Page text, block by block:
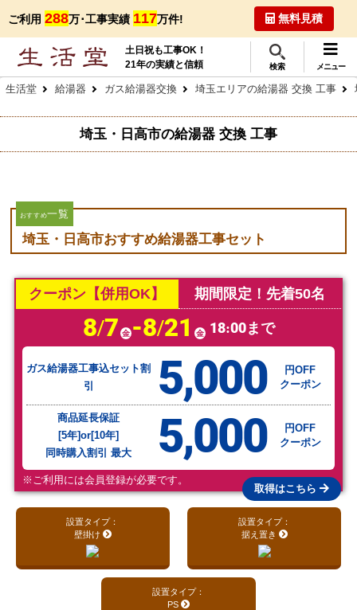
ご利用 288万･工事実績 117万件! 無料見積
土日祝も工事OK！
21年の実績と信頼
検索 メニュー
生活堂 給湯器 ガス給湯器交換 埼玉エリアの給湯器 交換 工事
埼玉・日高市の給湯器 交換 工事
おすすめ一覧
埼玉・日高市おすすめ給湯器工事セット
クーポン【併用OK】 期間限定！先着50名
8/7 金-8/21 金 18:00まで
ガス給湯器工事込セット割
引
5,000
円OFF
クーポン
商品延長保証
[5年]or[10年]
同時購入割引 最大
5,000
円OFF
クーポン
取得はこちら
※ご利用には会員登録が必要です。
設置タイプ：
壁掛け
設置タイプ：
据え置き
設置タイプ：
PS